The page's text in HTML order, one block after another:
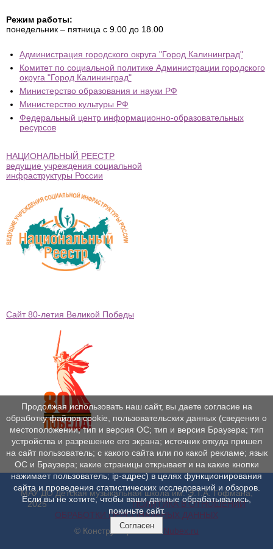
Режим работы:
понедельник – пятница с 9.00 до 18.00
Администрация городского округа "Город Калининград"
Комитет по социальной политике Администрации городского
округа "Город Калининград"
Министерство образования и науки РФ
Министерство культуры РФ
Федеральный центр информационно-образовательных
ресурсов
НАЦИОНАЛЬНЫЙ РЕЕСТР
ведущие учреждения социальной
инфраструктуры России
Сайт 80-летия Великой Победы
МАУ ДО Детская музыкальная школа им. Э.Т.А. Гофмана,
2025ПОЛИТИКА В ОТНОШЕНИИ
ОБРАБОТКИ ПЕРСОНАЛЬНЫХ ДАННЫХ
© Конструктор сайтовNubex.ru
Продолжая использовать наш сайт, вы даете согласие на
обработку файлов cookie, пользовательских данных (сведения о
местоположении; тип и версия ОС; тип и версия Браузера; тип
устройства и разрешение его экрана; источник откуда пришел
на сайт пользователь; с какого сайта или по какой рекламе; язык
ОС и Браузера; какие страницы открывает и на какие кнопки
нажимает пользователь; ip-адрес) в целях функционирования
сайта и проведения статистических исследований и обзоров.
Если вы не хотите, чтобы ваши данные обрабатывались,
покиньте сайт.
Согласен